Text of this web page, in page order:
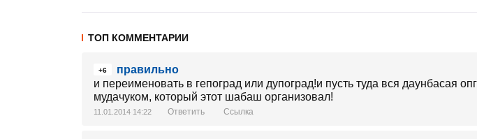
ТОП КОММЕНТАРИИ
+6
правильно
и переименовать в гепоград или дупоград!и пусть туда вся даунбасая
мудачуком, который этот шабаш организовал!
11.01.2014 14:22 Ответить Ссылка